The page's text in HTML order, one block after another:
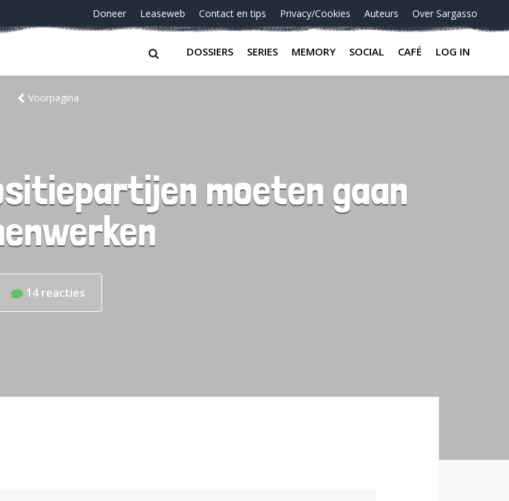
Doneer Leaseweb Contact en tips Privacy/Cookies Auteurs Over Sargasso
DOSSIERS SERIES MEMORY SOCIAL CAFÉ LOG IN
Voorpagina
moeten gaan
14 reacties